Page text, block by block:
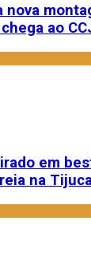
nova
ao
em
na